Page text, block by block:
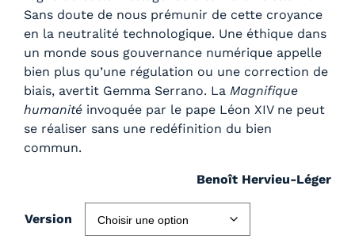
Sans doute de nous prémunir de cette croyance
en la neutralité technologique. Une éthique dans
un monde sous gouvernance numérique appelle
bien plus qu’une régulation ou une correction de
biais, avertit Gemma Serrano. La Magnifique
humanité invoquée par le pape Léon XIV ne peut
se réaliser sans une redéfinition du bien
commun.
Benoît Hervieu-Léger
Version